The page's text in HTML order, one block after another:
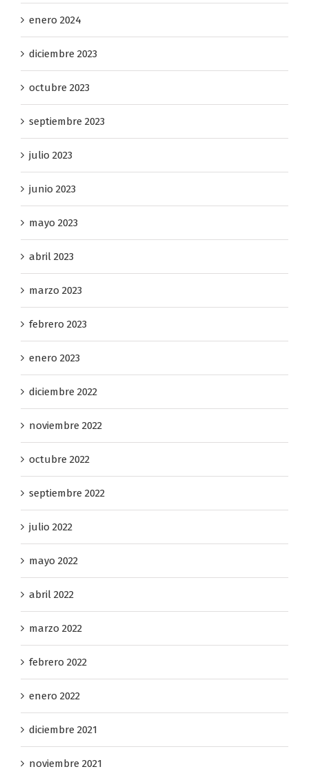
enero 2024
diciembre 2023
octubre 2023
septiembre 2023
julio 2023
junio 2023
mayo 2023
abril 2023
marzo 2023
febrero 2023
enero 2023
diciembre 2022
noviembre 2022
octubre 2022
septiembre 2022
julio 2022
mayo 2022
abril 2022
marzo 2022
febrero 2022
enero 2022
diciembre 2021
noviembre 2021